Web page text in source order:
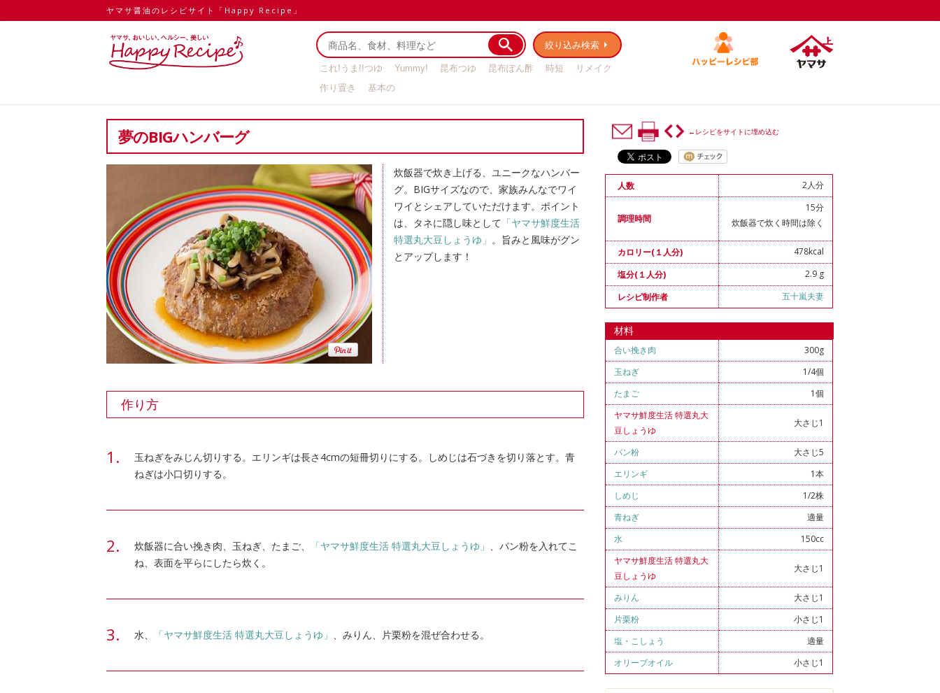
ヤマサ醤油のレシピサイト「Happy Recipe」
絞り込み検索
これ!うま!!つゆ Yummy! 昆布つゆ 昆布ぽん酢 時短
リメイク
作り置き
基本の
夢のBIGハンバーグ
炊飯器で炊き上げる、ユニークなハンバー
グ。BIGサイズなので、家族みんなでワイ
ワイとシェアしていただけます。ポイント
は、タネに隠し味として 「ヤマサ鮮度生活
特選丸大豆しょうゆ」 。旨みと風味がグン
とアップします！
作り方
玉ねぎをみじん切りする。エリンギは長さ4cmの短冊切りにする。しめじは石づきを切り落とす。青
ねぎは小口切りする。
炊飯器に合い挽き肉、玉ねぎ、たまご、 「ヤマサ鮮度生活 特選丸大豆しょうゆ」 、パン粉を入れてこ
ね、表面を平らにしたら炊く。
水、 「ヤマサ鮮度生活 特選丸大豆しょうゆ」 、みりん、片栗粉を混ぜ合わせる。
←レシピをサイトに埋め込む
人数 2人分
調理時間
15分
炊飯器で炊く時間は除く
カロリー(１人分)
478kcal
塩分(１人分)
2.9 g
レシピ制作者
五十嵐夫妻
材料
合い挽き肉
300g
玉ねぎ
1/4個
たまご
1個
ヤマサ鮮度生活 特選丸大
豆しょうゆ
大さじ1
パン粉
大さじ5
エリンギ
1本
しめじ
1/2株
青ねぎ
適量
水
150cc
ヤマサ鮮度生活 特選丸大
豆しょうゆ
大さじ1
みりん
大さじ1
片栗粉
小さじ1
塩 ・ こしょう
適量
オリーブオイル
小さじ1